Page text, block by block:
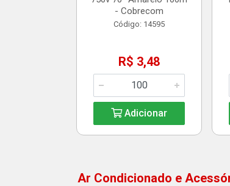
- Cobrecom
Código: 14595
R$ 3,48
Adicionar
Ar Condicionado e